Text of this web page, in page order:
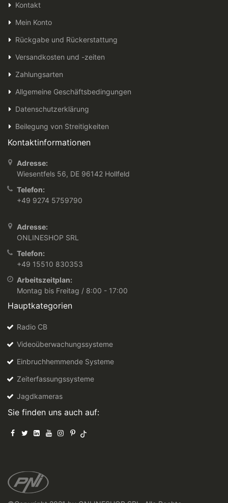
Kontakt
Mein Konto
Rückgabe und Rückerstattung
Versandkosten und -zeiten
Zahlungsarten
Allgemeine Geschäftsbedingungen
Datenschutzerklärung
Beilegung von Streitigkeiten
Kontaktinformationen
Adresse:
Wiesentfels 56, DE 96142 Hollfeld
Telefon:
+49 9274 5759790
Adresse:
ONLINESHOP SRL
Telefon:
+49 15510 830353
Arbeitszeitplan:
Montag bis Freitag / 8:00 - 17:00
Hauptkategorien
Radio CB
Videoüberwachungssysteme
Einbruchhemmende Systeme
Zeiterfassungssysteme
Jagdkameras
Sie finden uns auch auf: